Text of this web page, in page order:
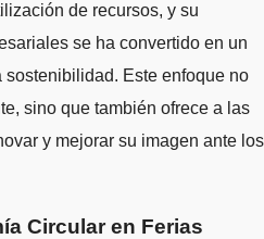
de recursos, y su
se ha convertido en un
Este enfoque no
sino que también ofrece a las
y mejorar su imagen ante los
Circular en Ferias